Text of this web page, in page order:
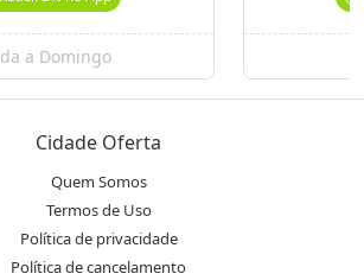
a Domingo
Cidade Oferta
Quem Somos
Termos de Uso
Política de privacidade
Política de cancelamento